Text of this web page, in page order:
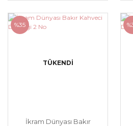
%35
TÜKENDİ
İkram Dünyası Bakır